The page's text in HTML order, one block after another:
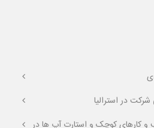
شرکت در استرالیا
و کارهای کوچک و استارت آپ ها در